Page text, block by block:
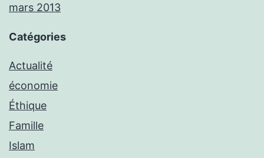
mars 2013
Catégories
Actualité
économie
Éthique
Famille
Islam